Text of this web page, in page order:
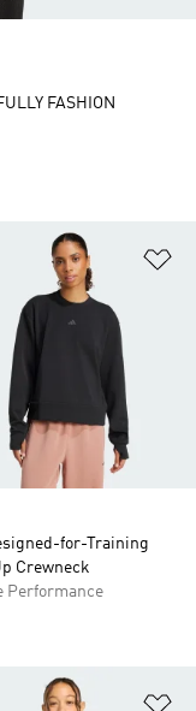
życzeń
for-Training
Crewneck
Performance
życzeń
FASHION